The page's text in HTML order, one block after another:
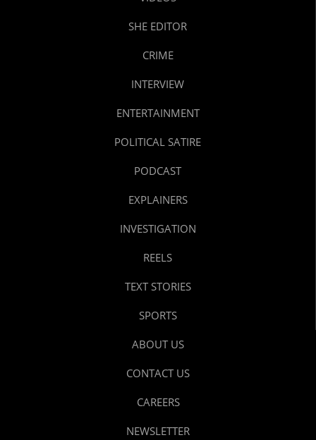
SHE EDITOR
CRIME
INTERVIEW
ENTERTAINMENT
POLITICAL SATIRE
PODCAST
EXPLAINERS
INVESTIGATION
REELS
TEXT STORIES
SPORTS
ABOUT US
CONTACT US
CAREERS
NEWSLETTER